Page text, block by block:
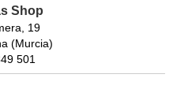
Shop
19
(Murcia)
501